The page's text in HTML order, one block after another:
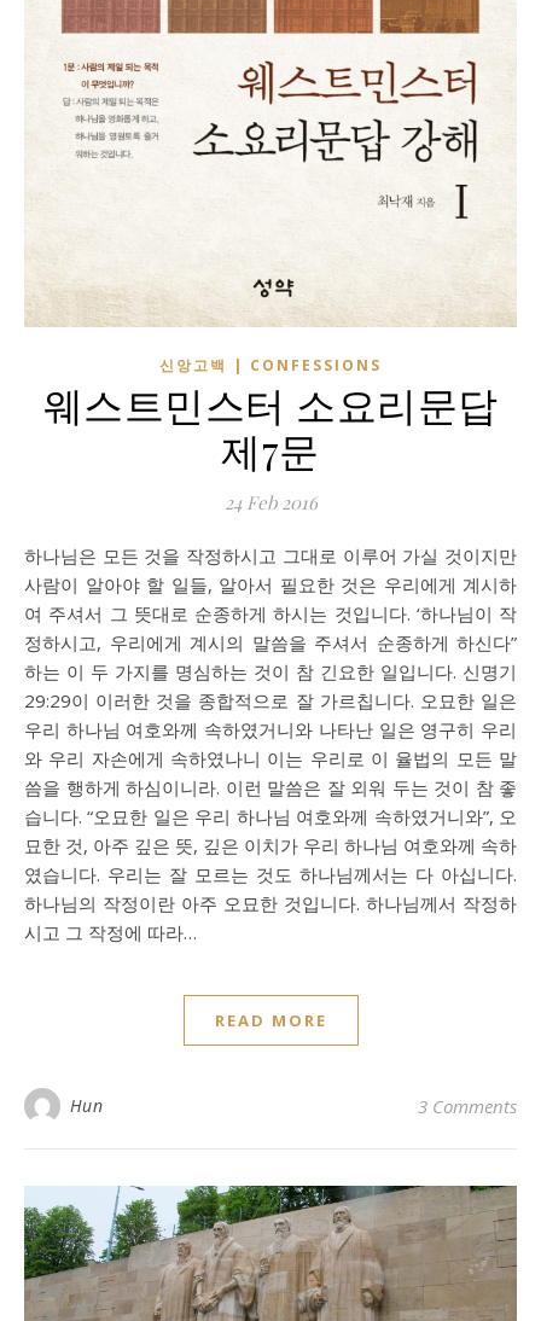
신앙고백 | CONFESSIONS
웨스트민스터 소요리문답
제7문
24 Feb 2016
하나님은 모든 것을 작정하시고 그대로 이루어 가실 것이지만
사람이 알아야 할 일들, 알아서 필요한 것은 우리에게 계시하
여 주셔서 그 뜻대로 순종하게 하시는 것입니다. ‘하나님이 작
정하시고, 우리에게 계시의 말씀을 주셔서 순종하게 하신다”
하는 이 두 가지를 명심하는 것이 참 긴요한 일입니다. 신명기
29:29이 이러한 것을 종합적으로 잘 가르칩니다. 오묘한 일은
우리 하나님 여호와께 속하였거니와 나타난 일은 영구히 우리
와 우리 자손에게 속하였나니 이는 우리로 이 율법의 모든 말
씀을 행하게 하심이니라. 이런 말씀은 잘 외워 두는 것이 참 좋
습니다. “오묘한 일은 우리 하나님 여호와께 속하였거니와”, 오
묘한 것, 아주 깊은 뜻, 깊은 이치가 우리 하나님 여호와께 속하
였습니다. 우리는 잘 모르는 것도 하나님께서는 다 아십니다.
하나님의 작정이란 아주 오묘한 것입니다. 하나님께서 작정하
시고 그 작정에 따라…
READ MORE
Hun 3 Comments